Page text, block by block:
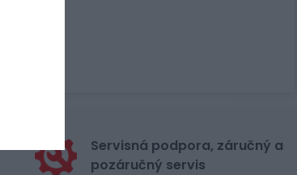
Servisná podpora, záručný a
pozáručný servis